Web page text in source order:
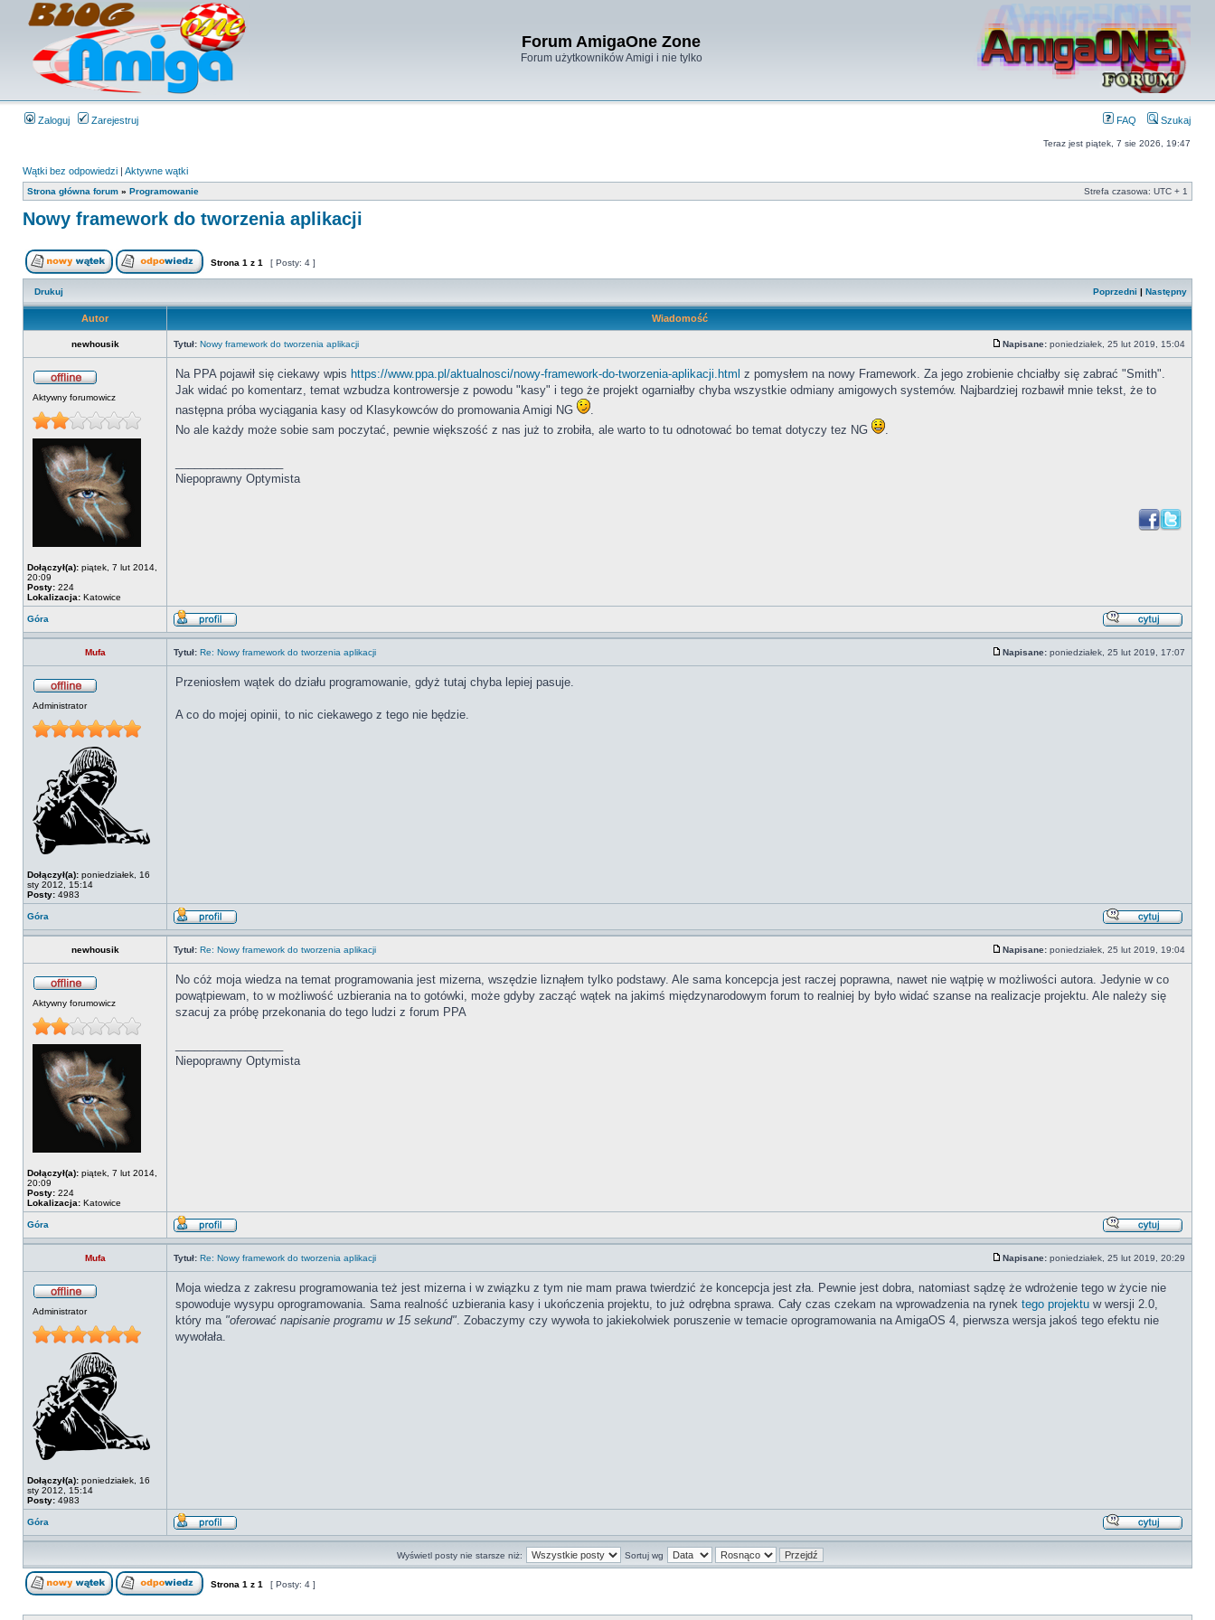
Forum AmigaOne Zone
Forum użytkowników Amigi i nie tylko
Zaloguj Zarejestruj FAQ Szukaj
Teraz jest piątek, 7 sie 2026, 19:47
Wątki bez odpowiedzi | Aktywne wątki
Strona główna forum » Programowanie Strefa czasowa: UTC + 1
Nowy framework do tworzenia aplikacji
Strona 1 z 1 [ Posty: 4 ]
Drukuj Poprzedni | Następny
Autor Wiadomość
newhousik Tytuł: Nowy framework do tworzenia aplikacji Napisane: poniedziałek, 25 lut 2019, 15:04
Aktywny forumowicz
Dołączył(a): piątek, 7 lut 2014,
20:09
Posty: 224
Lokalizacja: Katowice
Na PPA pojawił się ciekawy wpis https://www.ppa.pl/aktualnosci/nowy-framework-do-tworzenia-aplikacji.html z pomysłem na nowy Framework. Za jego zrobienie chciałby się zabrać "Smith".
Jak widać po komentarz, temat wzbudza kontrowersje z powodu "kasy" i tego że projekt ogarniałby chyba wszystkie odmiany amigowych systemów. Najbardziej rozbawił mnie tekst, że to
następna próba wyciągania kasy od Klasykowców do promowania Amigi NG
.
No ale każdy może sobie sam poczytać, pewnie większość z nas już to zrobiła, ale warto to tu odnotować bo temat dotyczy tez NG
.
Niepoprawny Optymista
Góra
Mufa Tytuł: Re: Nowy framework do tworzenia aplikacji Napisane: poniedziałek, 25 lut 2019, 17:07
Administrator
Dołączył(a): poniedziałek, 16
sty 2012, 15:14
Posty: 4983
Przeniosłem wątek do działu programowanie, gdyż tutaj chyba lepiej pasuje.
A co do mojej opinii, to nic ciekawego z tego nie będzie.
Góra
newhousik Tytuł: Re: Nowy framework do tworzenia aplikacji Napisane: poniedziałek, 25 lut 2019, 19:04
Aktywny forumowicz
Dołączył(a): piątek, 7 lut 2014,
20:09
Posty: 224
Lokalizacja: Katowice
No cóż moja wiedza na temat programowania jest mizerna, wszędzie liznąłem tylko podstawy. Ale sama koncepcja jest raczej poprawna, nawet nie wątpię w możliwości autora. Jedynie w co
powątpiewam, to w możliwość uzbierania na to gotówki, może gdyby zacząć wątek na jakimś międzynarodowym forum to realniej by było widać szanse na realizacje projektu. Ale należy się
szacuj za próbę przekonania do tego ludzi z forum PPA
Niepoprawny Optymista
Góra
Mufa Tytuł: Re: Nowy framework do tworzenia aplikacji Napisane: poniedziałek, 25 lut 2019, 20:29
Administrator
Dołączył(a): poniedziałek, 16
sty 2012, 15:14
Posty: 4983
Moja wiedza z zakresu programowania też jest mizerna i w związku z tym nie mam prawa twierdzić że koncepcja jest zła. Pewnie jest dobra, natomiast sądzę że wdrożenie tego w życie nie
spowoduje wysypu oprogramowania. Sama realność uzbierania kasy i ukończenia projektu, to już odrębna sprawa. Cały czas czekam na wprowadzenia na rynek tego projektu w wersji 2.0,
który ma "oferować napisanie programu w 15 sekund". Zobaczymy czy wywoła to jakiekolwiek poruszenie w temacie oprogramowania na AmigaOS 4, pierwsza wersja jakoś tego efektu nie
wywołała.
Góra
Wyświetl posty nie starsze niż: Sortuj wg
Strona 1 z 1 [ Posty: 4 ]